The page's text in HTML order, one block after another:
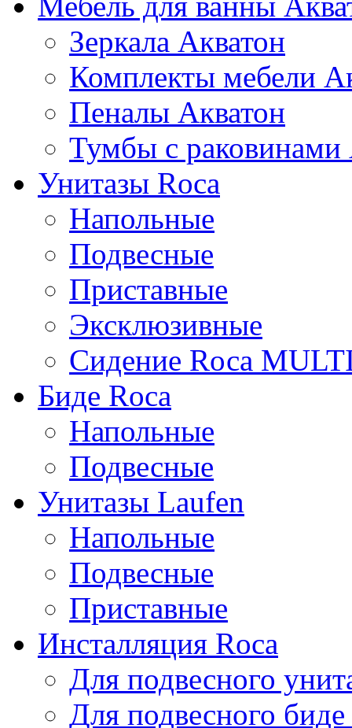
Зеркала Акватон
Комплекты мебели
Пеналы Акватон
Тумбы с раковинами
Унитазы Roca
Напольные
Подвесные
Приставные
Эксклюзивные
Сидение Rоса
Биде Roca
Напольные
Подвесные
Унитазы Laufen
Напольные
Подвесные
Приставные
Инсталляция Roca
Для подвесного
Для подвесного биде